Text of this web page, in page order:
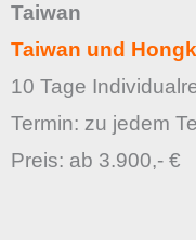
Taiwan
Taiwan und
10 Tage
Termin: zu jedem
Preis: ab 3.900,- €